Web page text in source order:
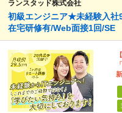
ランスタッド株式会社
初級エンジニア★未経験入社
在宅研修有/Web面接1回/SE